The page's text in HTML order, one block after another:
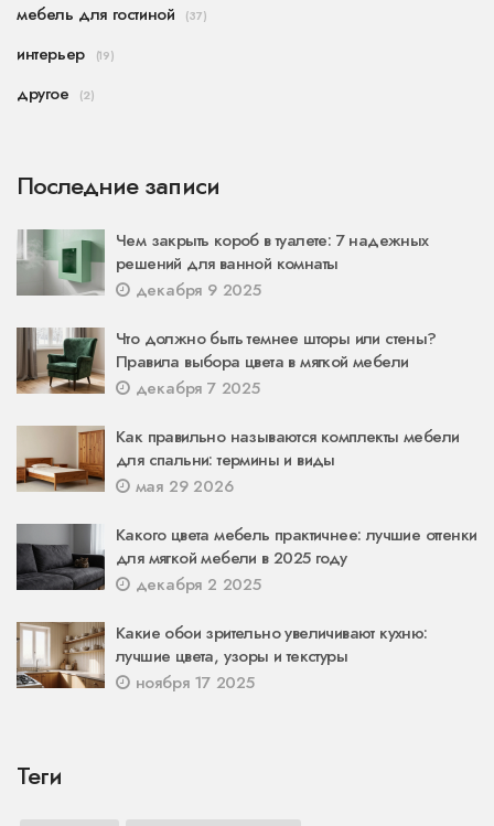
мебель для гостиной (37)
интерьер (19)
другое (2)
Последние записи
Чем закрыть короб в туалете: 7 надежных
решений для ванной комнаты
декабря 9 2025
Что должно быть темнее шторы или стены?
Правила выбора цвета в мягкой мебели
декабря 7 2025
Как правильно называются комплекты мебели
для спальни: термины и виды
мая 29 2026
Какого цвета мебель практичнее: лучшие оттенки
для мягкой мебели в 2025 году
декабря 2 2025
Какие обои зрительно увеличивают кухню:
лучшие цвета, узоры и текстуры
ноября 17 2025
Теги